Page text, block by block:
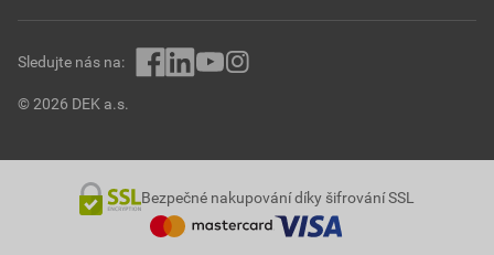
© 2026 DEK a.s.
Sledujte nás na:
Bezpečné nakupování díky šifrování SSL